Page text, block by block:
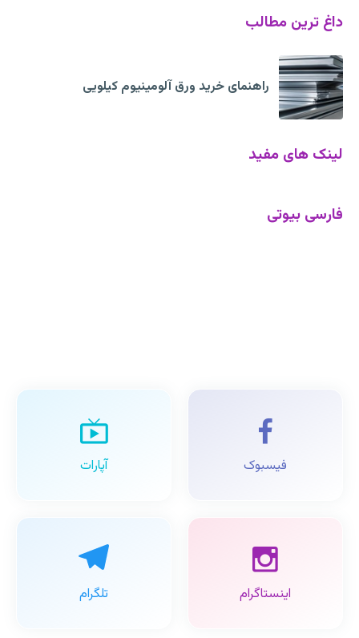
داغ ترین مطالب
راهنمای خرید ورق آلومینیوم کیلویی
لینک های مفید
فارسی بیوتی
فیسبوک آپارات
اینستاگرام تلگرام